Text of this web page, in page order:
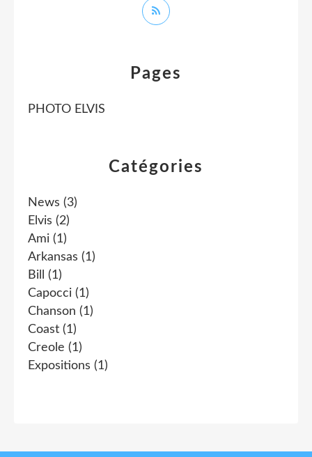
Catégories
News (3)
Elvis (2)
Ami (1)
Arkansas (1)
Bill
(1)
Capocci (1)
Chanson (1)
Coast (1)
Creole (1)
Expositions (1)
Pages
PHOTO ELVIS